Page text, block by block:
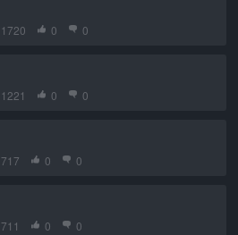
1720 0 0
1221 0 0
717 0 0
711 0 0